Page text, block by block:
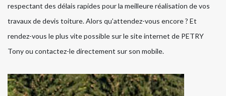
respectant des délais rapides pour la meilleure réalisation de vos
travaux de devis toiture. Alors qu’attendez-vous encore ? Et
rendez-vous le plus vite possible sur le site internet de PETRY
Tony ou contactez-le directement sur son mobile.